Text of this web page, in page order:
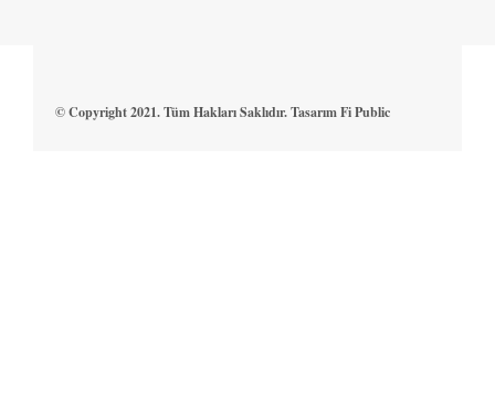
© Copyright 2021. Tüm Hakları Saklıdır. Tasarım Fi Public